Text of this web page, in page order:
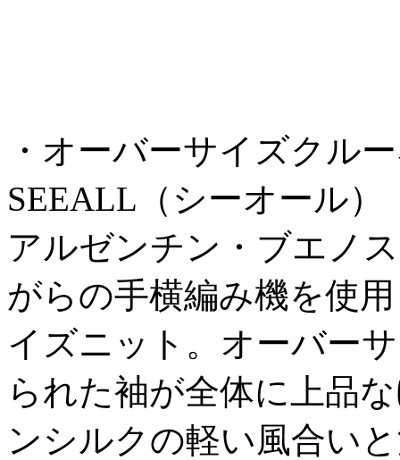
・オーバーサイズクル
SEEALL（シーオール）
アルゼンチン・ブエノ
がらの手横編み機を使
イズニット。オーバー
られた袖が全体に上品
ンシルクの軽い風合い